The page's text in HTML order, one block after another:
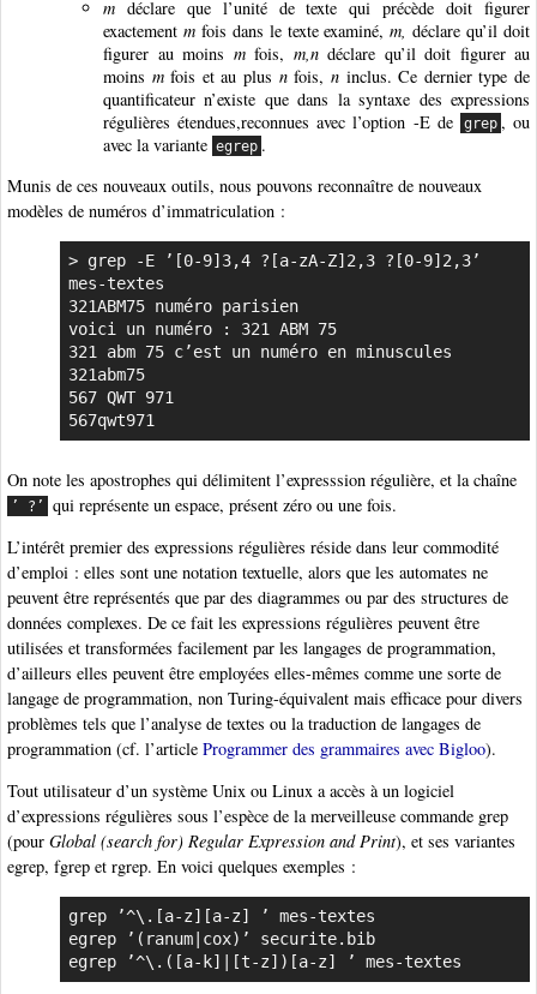
m déclare que l’unité de texte qui précède doit figurer
exactement mfois dans le texte examiné,m, déclare qu’il doit
figurer au moins mfois, m,ndéclare qu’il doit figurer au
moins mfois et au plus nfois, ninclus. Ce dernier type de
quantificateur n’existe que dans la syntaxe des expressions
régulières étendues,reconnues avec l’option -E de
grep , ou
avec la variante egrep .
Munis de ces nouveaux outils, nous pouvons reconnaître de nouveaux
modèles de numéros d’immatriculation :
> grep -E ’[0-9]3,4 ?[a-zA-Z]2,3 ?[0-9]2,3’
mes-textes
321ABM75 numéro parisien
voici un numéro : 321 ABM 75
321 abm 75 c’est un numéro en minuscules
321abm75
567 QWT 971
567qwt971
On note les apostrophes qui délimitent l’expresssion régulière, et la chaîne
’ ?’
qui représente un espace, présent zéro ou une fois.
L’intérêt premier des expressions régulières réside dans leur commodité
d’emploi : elles sont une notation textuelle, alors que les automates ne
peuvent être représentés que par des diagrammes ou par des structures de
données complexes. De ce fait les expressions régulières peuvent être
utilisées et transformées facilement par les langages de programmation,
d’ailleurs elles peuvent être employées elles-mêmes comme une sorte de
langage de programmation, non Turing-équivalent mais efficace pour divers
problèmes tels que l’analyse de textes ou la traduction de langages de
programmation (cf. l’article Programmer des grammaires avec Bigloo).
Tout utilisateur d’un système Unix ou Linux a accès à un logiciel
d’expressions régulières sous l’espèce de la merveilleuse commande grep
(pour Global (search for) Regular Expression and Print), et ses variantes
egrep, fgrep et rgrep. En voici quelques exemples :
grep ’^\.[a-z][a-z] ’ mes-textes
egrep ’(ranum|cox)’ securite.bib
egrep ’^\.([a-k]|[t-z])[a-z] ’ mes-textes